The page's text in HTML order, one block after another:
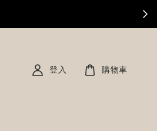
登入 購物車